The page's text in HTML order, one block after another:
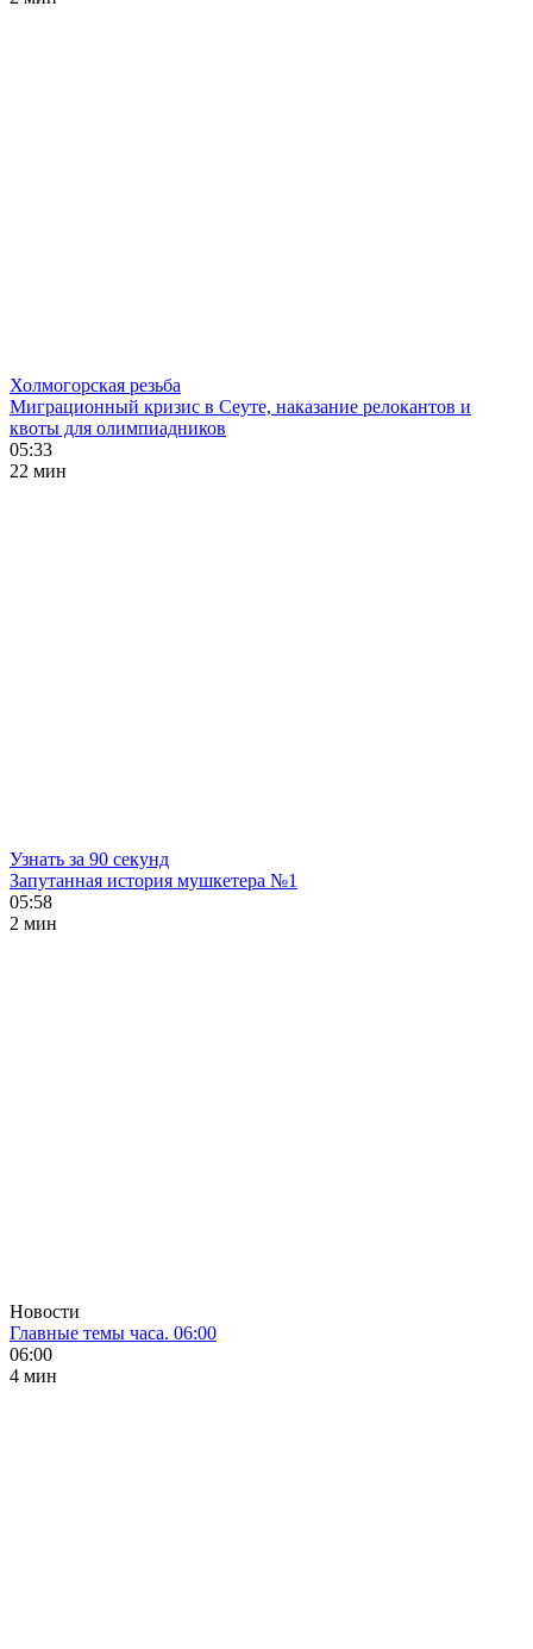
Холмогорская резьба
Миграционный кризис в Сеуте, наказание релокантов и
квоты для олимпиадников
05:33
22 мин
Узнать за 90 секунд
Запутанная история мушкетера №1
05:58
2 мин
Новости
Главные темы часа. 06:00
06:00
4 мин